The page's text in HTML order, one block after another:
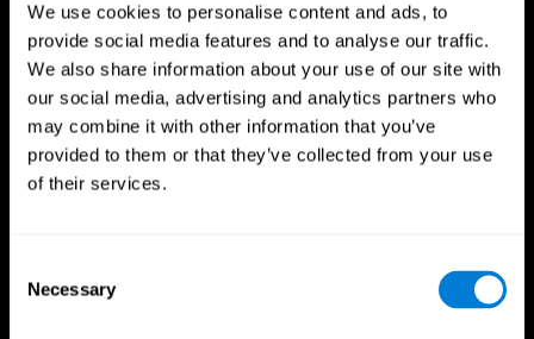
We use cookies to personalise content and ads, to
provide social media features and to analyse our traffic.
We also share information about your use of our site with
our social media, advertising and analytics partners who
may combine it with other information that you’ve
provided to them or that they’ve collected from your use
of their services.
Selection
Necessary
Síguenos en
Investigación
Validación de las Terapias Digitales